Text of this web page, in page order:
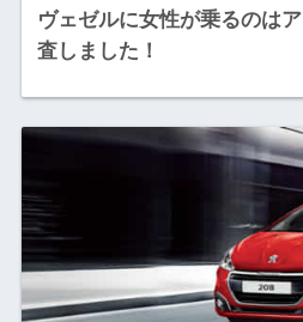
ヴェゼルに女性が乗るのは
査しました！